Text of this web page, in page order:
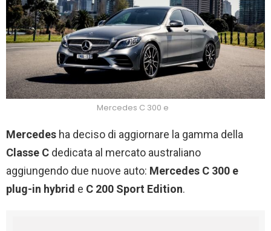
Mercedes C 300 e
Mercedes ha deciso di aggiornare la gamma della
Classe C dedicata al mercato australiano
aggiungendo due nuove auto: Mercedes C 300 e
plug-in hybrid e C 200 Sport Edition.